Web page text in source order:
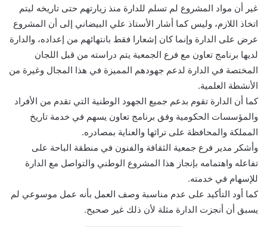
غير أن مواد المشروع لم تسلم للدارة منذ زيارتهم حتى تاريخه ليتم
اتخاذ اللازم، وليس كما أشار الأستاذ علي البيضاني إلى أن المشروع
عرض على الدارة وإنما كان إشعارا فقط بانتهائهم من إعداده، والدارة
لديها برنامج تعاون مع فرع الجمعية يتم دراسته من قبل اللجان
المختصة في الدارة لدعم جهودهم المميزة في هذا المجال وغيرة من
الأنشطة العلمية.
كما أن الدارة تقوم بدعم جميع الجهود الوطنية التي تقدم من الأفراد
والمؤسسات الحكومية وفق برنامج تعاون يسهم في خدمة تاريخ
المملكة والمحافظة على تراثها والعناية بمصادره.
وأشكر مدير فرع جمعية الثقافة والفنون في منطقة الباحة على
تفاعله واهتمامه بإنجاز هذا المشروع الوطني والتواصل مع الدارة
للإسهام في خدمته.
كما أود التأكيد على عدم مناسبة وصف العمل بأنه عمل موسوعي لم
يسبق أن أنجزت الدارة مثلة لأن ذلك غير صحيح.